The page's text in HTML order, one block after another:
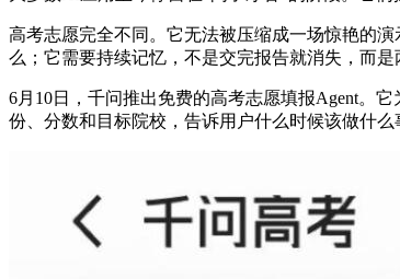
高考志愿完全不同。它无法被压缩成一场惊艳的
么；它需要持续记忆，不是交完报告就消失，而
6月10日，千问推出免费的高考志愿填报Agent。
份、分数和目标院校，告诉用户什么时候该做什